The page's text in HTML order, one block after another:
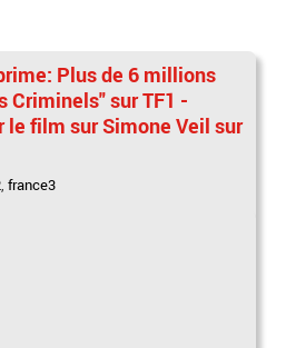
Plus de 6 millions
Criminels" sur TF1 -
le film sur Simone Veil sur
,france3